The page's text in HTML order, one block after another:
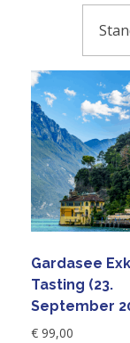
Gardasee
Tasting (23.
September
€ 99,00